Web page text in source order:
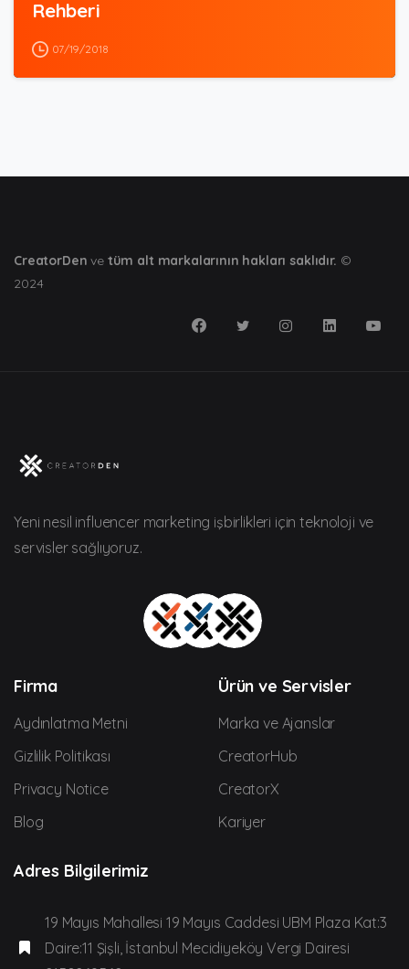
Rehberi
07/19/2018
CreatorDen ve tüm alt markalarının hakları saklıdır. ©
2024
Yeni nesil influencer marketing işbirlikleri için teknoloji ve
servisler sağlıyoruz.
Firma
Aydınlatma Metni
Gizlilik Politikası
Privacy Notice
Blog
Ürün ve Servisler
Marka ve Ajanslar
CreatorHub
CreatorX
Kariyer
Adres Bilgilerimiz
19 Mayıs Mahallesi 19 Mayıs Caddesi UBM Plaza Kat:3
Daire:11 Şişli, İstanbul Mecidiyeköy Vergi Dairesi